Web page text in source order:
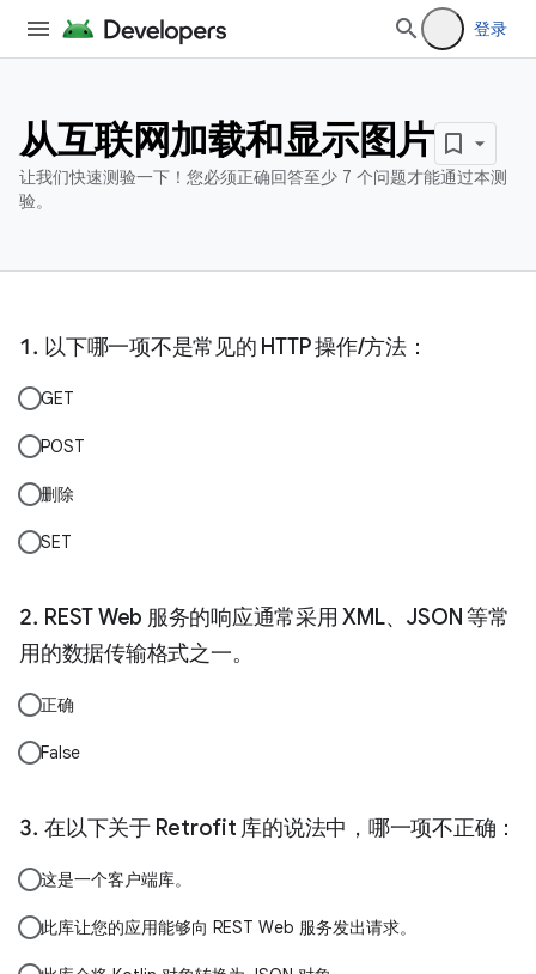
登录
从互联网加载和显示图片
让我们快速测验一下！您必须正确回答至少 7 个问题才能通过本测
验。
以下哪一项不是常见的 HTTP 操作/方法：
GET
POST
删除
SET
REST Web 服务的响应通常采用 XML、JSON 等常
用的数据传输格式之一。
正确
False
在以下关于 Retrofit 库的说法中，哪一项不正确：
这是一个客户端库。
此库让您的应用能够向 REST Web 服务发出请求。